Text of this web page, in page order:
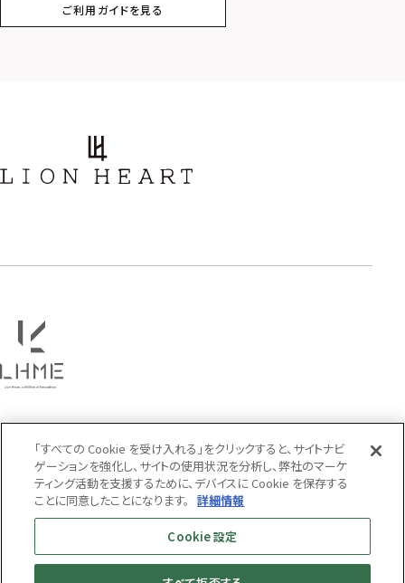
スター
フラワー
ご利用ガイドを見る
「すべての Cookie を受け入れる」をクリックすると、サイトナビ
ゲーションを強化し、サイトの使用状況を分析し、弊社のマーケ
ティング活動を支援するために、デバイスに Cookie を保存する
ことに同意したことになります。
詳細情報
Cookie 設定